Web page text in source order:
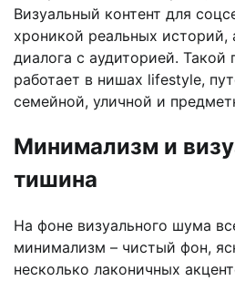
Визуальный контент для
хроникой реальных
диалога с аудиторией. Такой
работает в нишах lifestyle,
семейной, уличной и
Минимализм и
тишина
На фоне визуального шума
минимализм – чистый фон,
несколько лаконичных